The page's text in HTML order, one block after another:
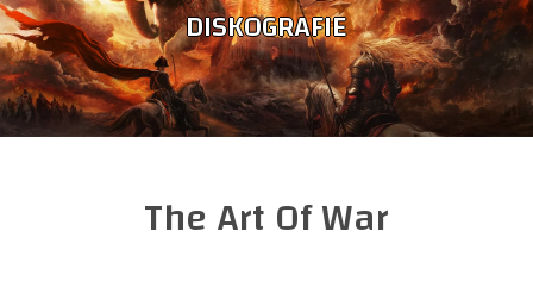
DISKOGRAFIE
The Art Of War